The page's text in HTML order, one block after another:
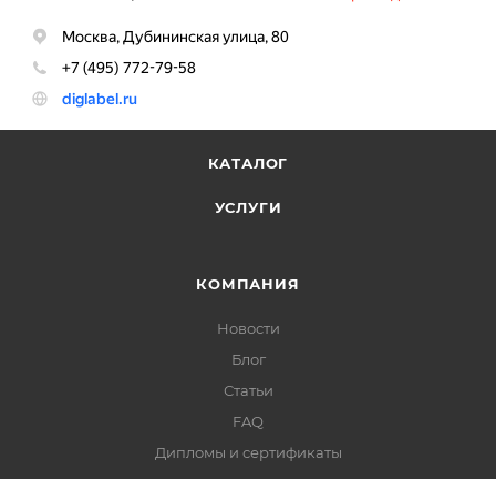
КАТАЛОГ
УСЛУГИ
КОМПАНИЯ
Новости
Блог
Статьи
FAQ
Дипломы и сертификаты